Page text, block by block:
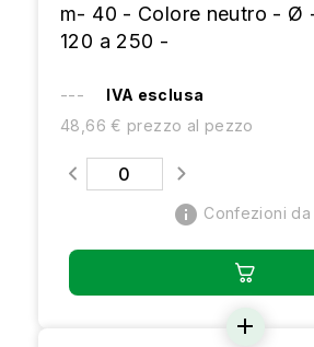
m- 40 - Colore neutro - Ø
120 a 250 -
---
IVA esclusa
48,66 € prezzo al pezzo
info Confezioni da
add